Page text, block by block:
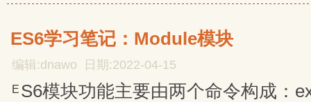
ES6学习笔记：Module模块
编辑:dnawo 日期:2022-04-15
E S6模块功能主要由两个命令构成：